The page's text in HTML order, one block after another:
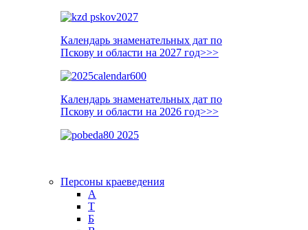
Календарь знаменательных дат по
Пскову и области на 2027 год>>>
Календарь знаменательных дат по
Пскову и области на 2026 год>>>
Персоны краеведения
А
T
Б